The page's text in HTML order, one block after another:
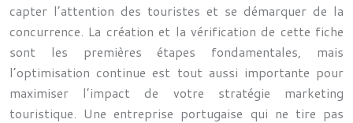
capter l’attention des touristes et se démarquer de la
concurrence. La création et la vérification de cette fiche
sont les premières étapes fondamentales, mais
l’optimisation continue est tout aussi importante pour
maximiser l’impact de votre stratégie marketing
touristique. Une entreprise portugaise qui ne tire pas